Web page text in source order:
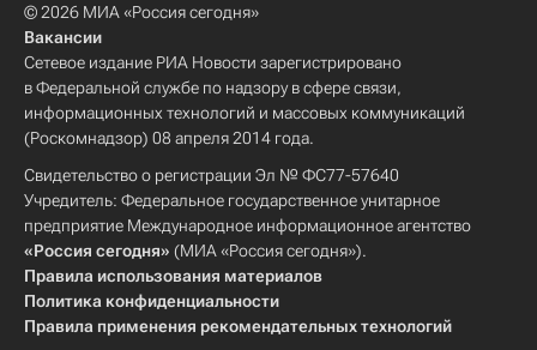
© 2026 МИА «Россия сегодня»
Вакансии
Сетевое издание РИА Новости зарегистрировано
в Федеральной службе по надзору в сфере связи,
информационных технологий и массовых коммуникаций
(Роскомнадзор) 08 апреля 2014 года.
Свидетельство о регистрации Эл № ФС77-57640
Учредитель: Федеральное государственное унитарное
предприятие Международное информационное агентство
«Россия сегодня» (МИА «Россия сегодня»).
Правила использования материалов
Политика конфиденциальности
Правила применения рекомендательных технологий